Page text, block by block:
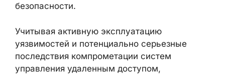
безопасности.
Учитывая активную эксплуатацию
уязвимостей и потенциально серьезные
последствия компрометации систем
управления удаленным доступом,